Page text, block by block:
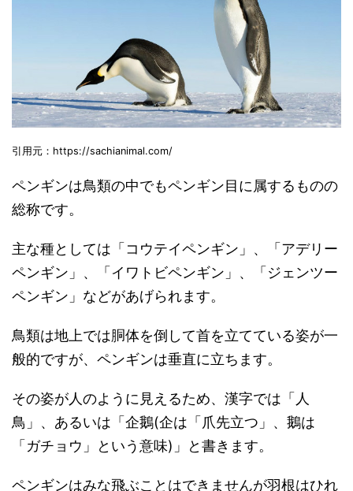
引用元：https://sachianimal.com/
ペンギンは鳥類の中でもペンギン目に属するものの
総称です。
主な種としては「コウテイペンギン」、「アデリー
ペンギン」、「イワトビペンギン」、「ジェンツー
ペンギン」などがあげられます。
鳥類は地上では胴体を倒して首を立てている姿が一
般的ですが、ペンギンは垂直に立ちます。
その姿が人のように見えるため、漢字では「人
鳥」、あるいは「企鵝(企は「爪先立つ」、鵝は
「ガチョウ」という意味)」と書きます。
ペンギンはみな飛ぶことはできませんが羽根はひれ